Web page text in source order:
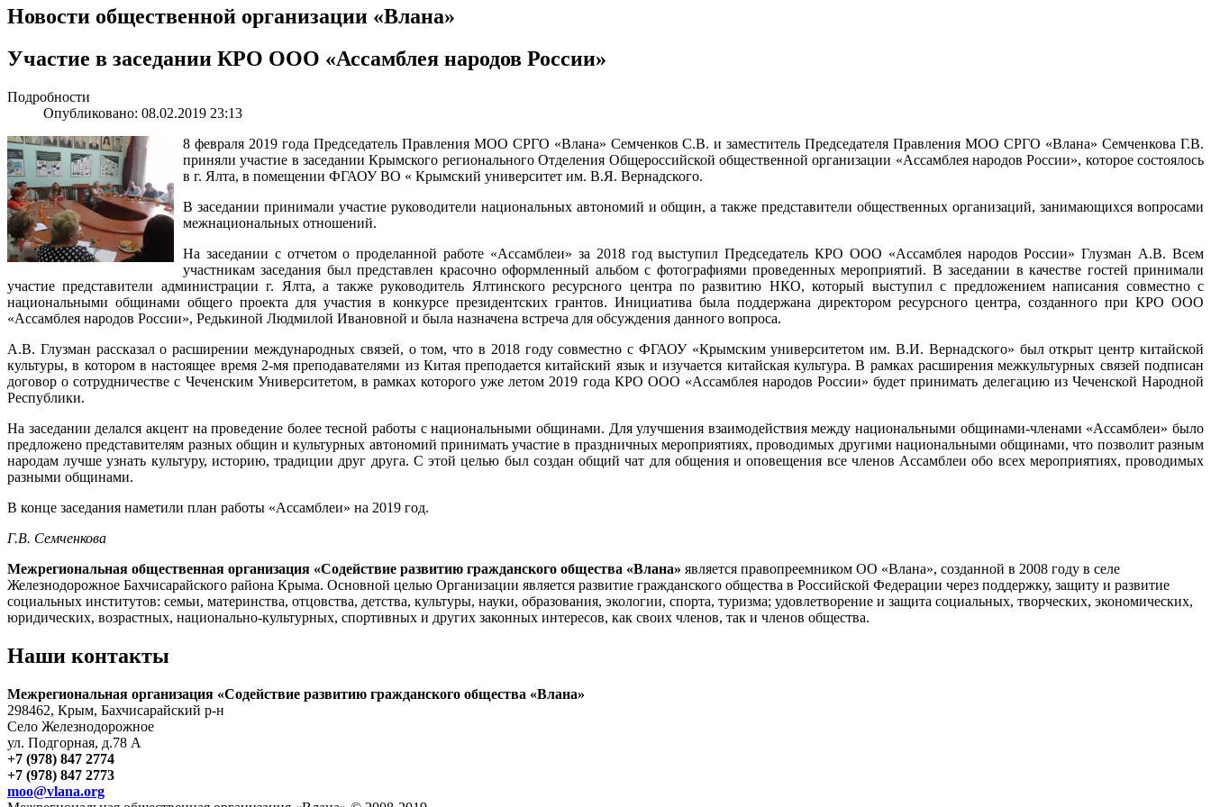
Новости общественной организации «Влана»
Участие в заседании КРО ООО «Ассамблея народов России»
Подробности
Опубликовано: 08.02.2019 23:13
8 февраля 2019 года Председатель Правления МОО СРГО «Влана» Семченков С.В. и заместитель Председателя Правления МОО СРГО «Влана» Семченкова Г.В.
приняли участие в заседании Крымского регионального Отделения Общероссийской общественной организации «Ассамблея народов России», которое состоялось
в г. Ялта, в помещении ФГАОУ ВО « Крымский университет им. В.Я. Вернадского.
В заседании принимали участие руководители национальных автономий и общин, а также представители общественных организаций, занимающихся вопросами
межнациональных отношений.
На заседании с отчетом о проделанной работе «Ассамблеи» за 2018 год выступил Председатель КРО ООО «Ассамблея народов России» Глузман А.В. Всем
участникам заседания был представлен красочно оформленный альбом с фотографиями проведенных мероприятий. В заседании в качестве гостей принимали
участие представители администрации г. Ялта, а также руководитель Ялтинского ресурсного центра по развитию НКО, который выступил с предложением написания совместно с
национальными общинами общего проекта для участия в конкурсе президентских грантов. Инициатива была поддержана директором ресурсного центра, созданного при КРО ООО
«Ассамблея народов России», Редькиной Людмилой Ивановной и была назначена встреча для обсуждения данного вопроса.
А.В. Глузман рассказал о расширении международных связей, о том, что в 2018 году совместно с ФГАОУ «Крымским университетом им. В.И. Вернадского» был открыт центр китайской
культуры, в котором в настоящее время 2-мя преподавателями из Китая преподается китайский язык и изучается китайская культура. В рамках расширения межкультурных связей подписан
договор о сотрудничестве с Чеченским Университетом, в рамках которого уже летом 2019 года КРО ООО «Ассамблея народов России» будет принимать делегацию из Чеченской Народной
Республики.
На заседании делался акцент на проведение более тесной работы с национальными общинами. Для улучшения взаимодействия между национальными общинами-членами «Ассамблеи» было
предложено представителям разных общин и культурных автономий принимать участие в праздничных мероприятиях, проводимых другими национальными общинами, что позволит разным
народам лучше узнать культуру, историю, традиции друг друга. С этой целью был создан общий чат для общения и оповещения все членов Ассамблеи обо всех мероприятиях, проводимых
разными общинами.
В конце заседания наметили план работы «Ассамблеи» на 2019 год.
Г.В. Семченкова
Межрегиональная общественная организация «Содействие развитию гражданского общества «Влана» является правопреемником ОО «Влана», созданной в 2008 году в селе
Железнодорожное Бахчисарайского района Крыма. Основной целью Организации является развитие гражданского общества в Российской Федерации через поддержку, защиту и развитие
социальных институтов: семьи, материнства, отцовства, детства, культуры, науки, образования, экологии, спорта, туризма; удовлетворение и защита социальных, творческих, экономических,
юридических, возрастных, национально-культурных, спортивных и других законных интересов, как своих членов, так и членов общества.
Наши контакты
Межрегиональная организация «Содействие развитию гражданского общества «Влана»
298462, Крым, Бахчисарайский р-н
Село Железнодорожное
ул. Подгорная, д.78 А
+7 (978) 847 2774
+7 (978) 847 2773
moo@vlana.org